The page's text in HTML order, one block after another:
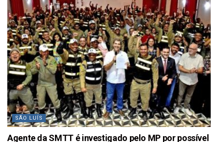
SÃO LUÍS
Agente da SMTT é investigado pelo MP por possível